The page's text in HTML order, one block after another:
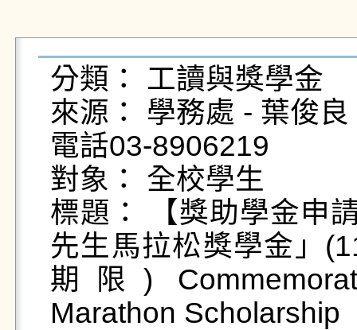
分類： 工讀與獎學金
來源： 學務處 - 葉俊
電話03-8906219
對象： 全校學生
標題： 【獎助學金申
先生馬拉松獎學金」
期限)
Marathon Scholarship